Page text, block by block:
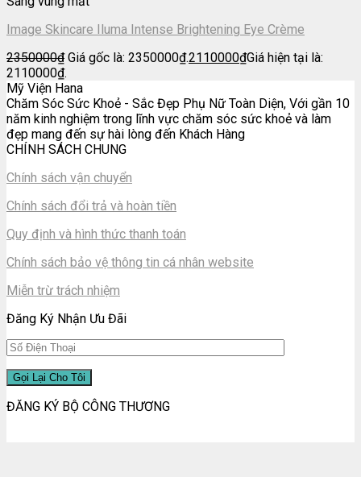
Image Skincare Iluma Intense Brightening Eye Crème
2350000₫ Giá gốc là: 2350000₫.2110000₫Giá hiện tại là:
2110000₫.
Mỹ Viện Hana
Chăm Sóc Sức Khoẻ - Sắc Đẹp Phụ Nữ Toàn Diện, Với gần 10
năm kinh nghiệm trong lĩnh vực chăm sóc sức khoẻ và làm
đẹp mang đến sự hài lòng đến Khách Hàng
CHÍNH SÁCH CHUNG
Chính sách vận chuyển
Chính sách đổi trả và hoàn tiền
Quy định và hình thức thanh toán
Chính sách bảo vệ thông tin cá nhân website
Miễn trừ trách nhiệm
Đăng Ký Nhận Ưu Đãi
ĐĂNG KÝ BỘ CÔNG THƯƠNG